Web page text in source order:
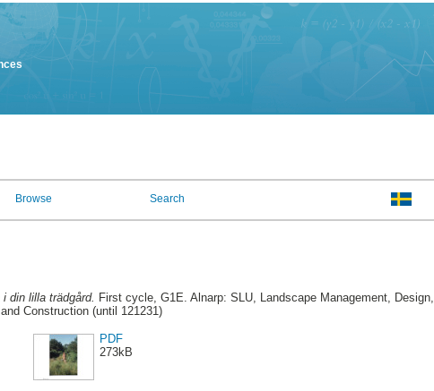
Browse Search
din lilla trädgård. First cycle, G1E. Alnarp: SLU, Landscape Management, Design,
and Construction (until 121231)
PDF
273kB